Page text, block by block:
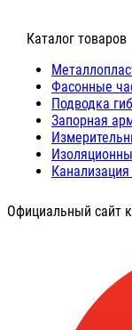
⠀Каталог товаров
Фасонные
Подводка
Запорная
Официальный сайт